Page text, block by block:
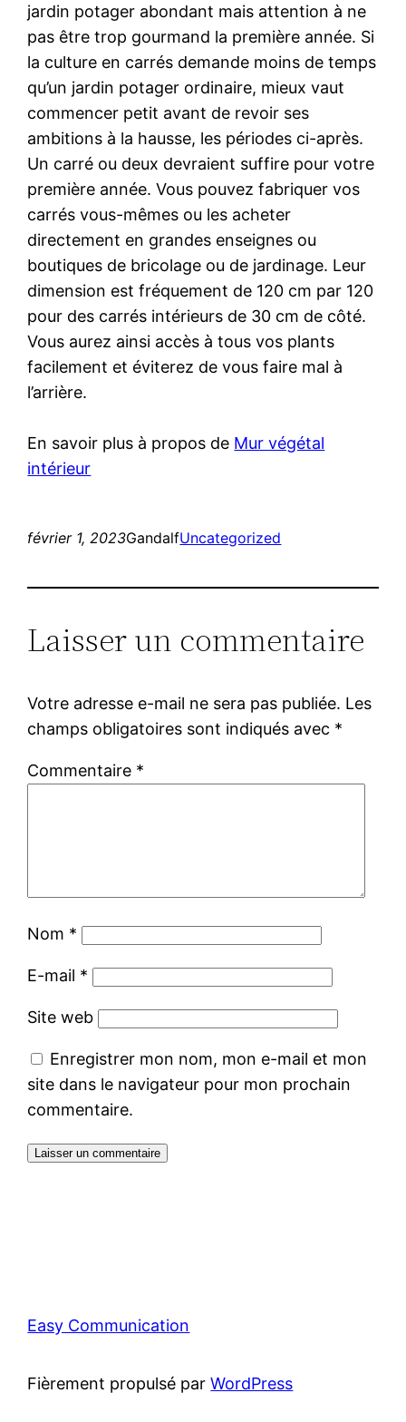
jardin potager abondant mais attention à ne
pas être trop gourmand la première année. Si
la culture en carrés demande moins de temps
qu’un jardin potager ordinaire, mieux vaut
commencer petit avant de revoir ses
ambitions à la hausse, les périodes ci-après.
Un carré ou deux devraient suffire pour votre
première année. Vous pouvez fabriquer vos
carrés vous-mêmes ou les acheter
directement en grandes enseignes ou
boutiques de bricolage ou de jardinage. Leur
dimension est fréquement de 120 cm par 120
pour des carrés intérieurs de 30 cm de côté.
Vous aurez ainsi accès à tous vos plants
facilement et éviterez de vous faire mal à
l’arrière.
En savoir plus à propos de Mur végétal
intérieur
février 1, 2023GandalfUncategorized
Laisser un commentaire
Votre adresse e-mail ne sera pas publiée. Les
champs obligatoires sont indiqués avec *
Commentaire *
Nom *
E-mail *
Site web
Enregistrer mon nom, mon e-mail et mon
site dans le navigateur pour mon prochain
commentaire.
Easy Communication
Fièrement propulsé parWordPress